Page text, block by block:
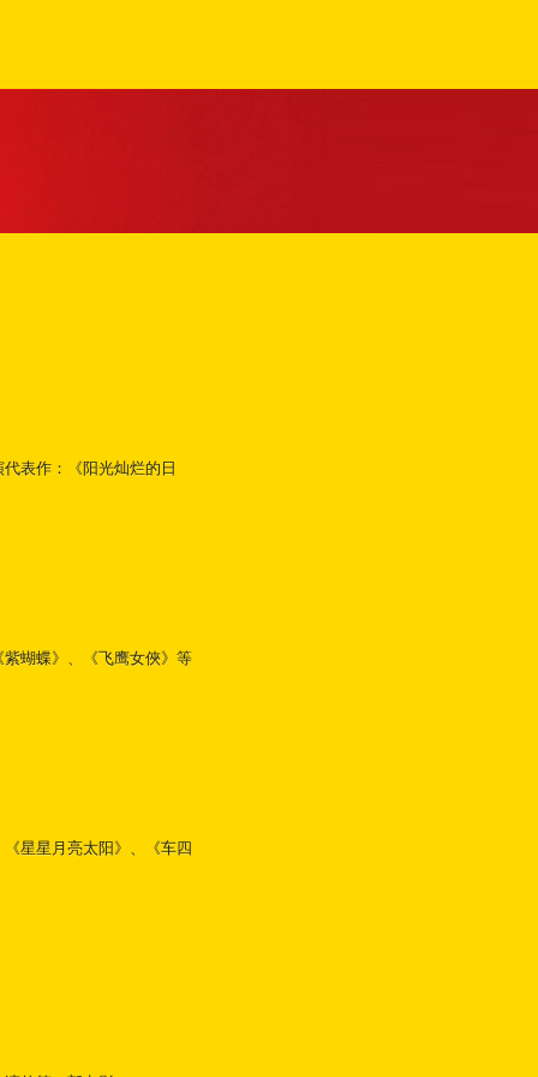
表作：《阳光灿烂的日
蝴蝶》、《飞鹰女俠》等
星星月亮太阳》、《车四